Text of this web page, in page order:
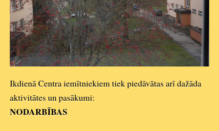
Ikdienā Centra iemītniekiem tiek piedāvātas arī dažāda
aktivitātes un pasākumi:
NODARBĪBAS